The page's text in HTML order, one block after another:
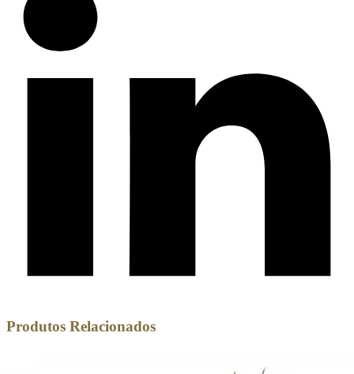
Produtos Relacionados